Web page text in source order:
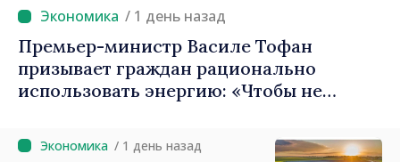
/ 1 день назад
Премьер-министр Василе Тофан
призывает граждан рационально
использовать энергию: «Чтобы не
/ 1 день назад